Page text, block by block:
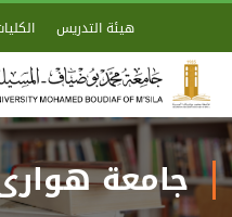
هيئة التدريس
جامعة